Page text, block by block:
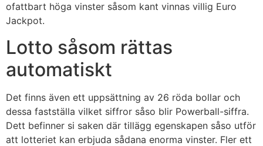
ofattbart höga vinster såsom kant vinnas villig Euro
Jackpot.
Lotto såsom rättas
automatiskt
Det finns även ett uppsättning av 26 röda bollar och
dessa fastställa vilket siffror såso blir Powerball-siffra.
Dett befinner si saken där tillägg egenskapen såso utför
att lotteriet kan erbjuda sådana enorma vinster. Fler ett